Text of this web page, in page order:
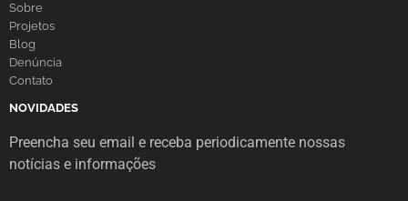
Sobre
Projetos
Blog
Denúncia
Contato
NOVIDADES
Preencha seu email e receba periodicamente nossas
notícias e informações